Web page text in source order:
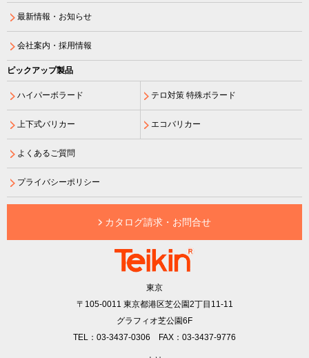
最新情報・お知らせ
会社案内・採用情報
ピックアップ製品
ハイパーボラード テロ対策 特殊ボラード
上下式バリカー エコバリカー
よくあるご質問
プライバシーポリシー
カタログ請求・お問合せ
東京
〒105-0011 東京都港区芝公園2丁目11-11
グラフィオ芝公園6F
TEL：03-3437-0306 FAX：03-3437-9776